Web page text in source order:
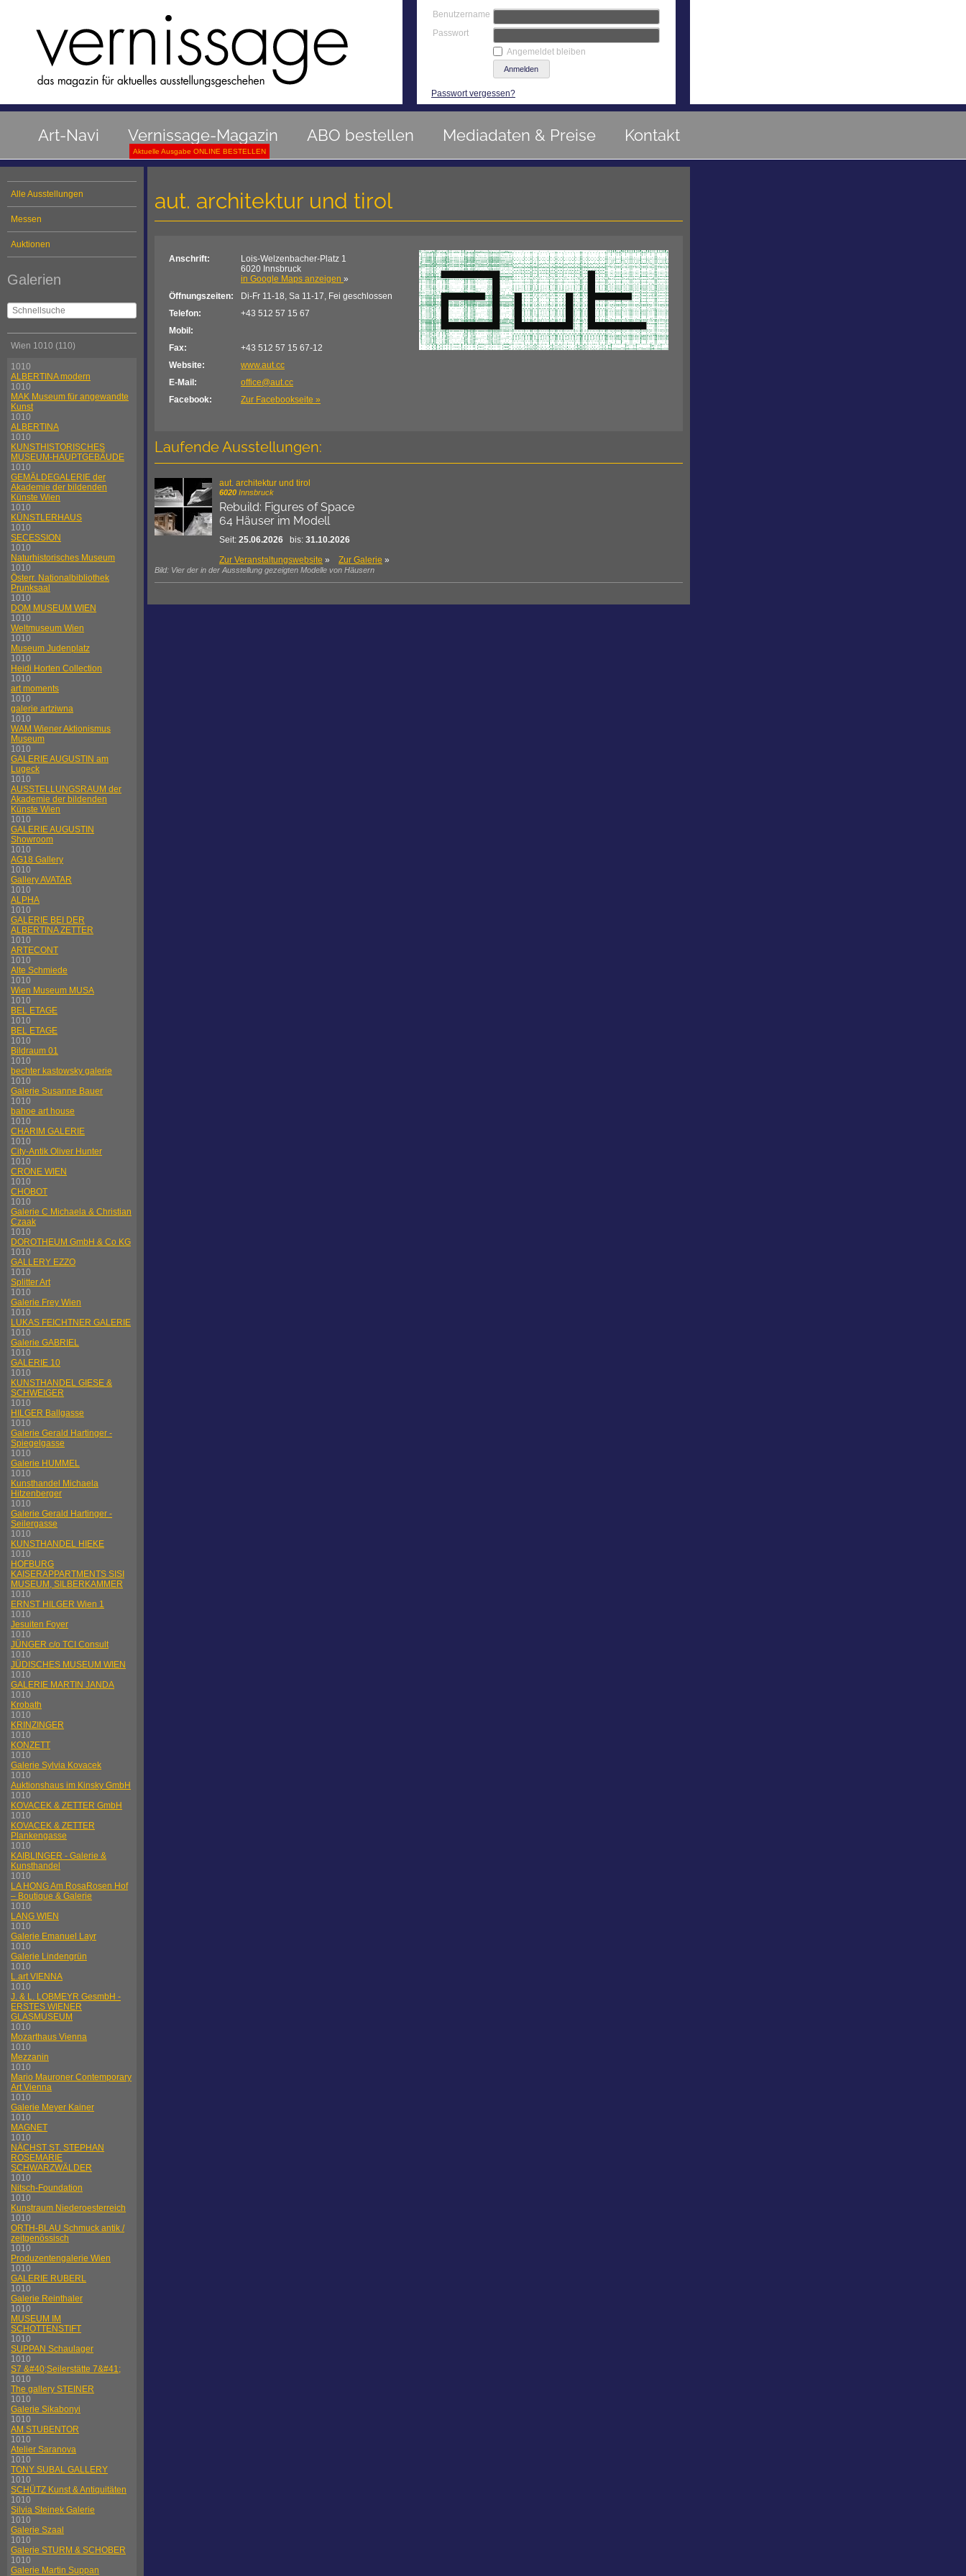
Benutzername
Passwort
Angemeldet bleiben
Passwort vergessen?
Art-Navi Vernissage-Magazin ABO bestellen Mediadaten & Preise Kontakt
Aktuelle Ausgabe ONLINE BESTELLEN
Alle Ausstellungen
Messen
Auktionen
Galerien
Wien 1010 (110)
1010
ALBERTINA modern
1010
MAK Museum für angewandte
Kunst
1010
ALBERTINA
1010
KUNSTHISTORISCHES
MUSEUM-HAUPTGEBÄUDE
1010
GEMÄLDEGALERIE der
Akademie der bildenden
Künste Wien
1010
KÜNSTLERHAUS
1010
SECESSION
1010
Naturhistorisches Museum
1010
Österr. Nationalbibliothek
Prunksaal
1010
DOM MUSEUM WIEN
1010
Weltmuseum Wien
1010
Museum Judenplatz
1010
Heidi Horten Collection
1010
art moments
1010
galerie artziwna
1010
WAM Wiener Aktionismus
Museum
1010
GALERIE AUGUSTIN am
Lugeck
1010
AUSSTELLUNGSRAUM der
Akademie der bildenden
Künste Wien
1010
GALERIE AUGUSTIN
Showroom
1010
AG18 Gallery
1010
Gallery AVATAR
1010
ALPHA
1010
GALERIE BEI DER
ALBERTINA ZETTER
1010
ARTECONT
1010
Alte Schmiede
1010
Wien Museum MUSA
1010
BEL ETAGE
1010
BEL ETAGE
1010
Bildraum 01
1010
bechter kastowsky galerie
1010
Galerie Susanne Bauer
1010
bahoe art house
1010
CHARIM GALERIE
1010
City-Antik Oliver Hunter
1010
CRONE WIEN
1010
CHOBOT
1010
Galerie C Michaela & Christian
Czaak
1010
DOROTHEUM GmbH & Co KG
1010
GALLERY EZZO
1010
Splitter Art
1010
Galerie Frey Wien
1010
LUKAS FEICHTNER GALERIE
1010
Galerie GABRIEL
1010
GALERIE 10
1010
KUNSTHANDEL GIESE &
SCHWEIGER
1010
HILGER Ballgasse
1010
Galerie Gerald Hartinger -
Spiegelgasse
1010
Galerie HUMMEL
1010
Kunsthandel Michaela
Hitzenberger
1010
Galerie Gerald Hartinger -
Seilergasse
1010
KUNSTHANDEL HIEKE
1010
HOFBURG
KAISERAPPARTMENTS SISI
MUSEUM, SILBERKAMMER
1010
ERNST HILGER Wien 1
1010
Jesuiten Foyer
1010
JÜNGER c/o TCI Consult
1010
JÜDISCHES MUSEUM WIEN
1010
GALERIE MARTIN JANDA
1010
Krobath
1010
KRINZINGER
1010
KONZETT
1010
Galerie Sylvia Kovacek
1010
Auktionshaus im Kinsky GmbH
1010
KOVACEK & ZETTER GmbH
1010
KOVACEK & ZETTER
Plankengasse
1010
KAIBLINGER - Galerie &
Kunsthandel
1010
LA HONG Am RosaRosen Hof
– Boutique & Galerie
1010
LANG WIEN
1010
Galerie Emanuel Layr
1010
Galerie Lindengrün
1010
L.art VIENNA
1010
J. & L. LOBMEYR GesmbH -
ERSTES WIENER
GLASMUSEUM
1010
Mozarthaus Vienna
1010
Mezzanin
1010
Mario Mauroner Contemporary
Art Vienna
1010
Galerie Meyer Kainer
1010
MAGNET
1010
NÄCHST ST. STEPHAN
ROSEMARIE
SCHWARZWÄLDER
1010
Nitsch-Foundation
1010
Kunstraum Niederoesterreich
1010
ORTH-BLAU Schmuck antik /
zeitgenössisch
1010
Produzentengalerie Wien
1010
GALERIE RUBERL
1010
Galerie Reinthaler
1010
MUSEUM IM
SCHOTTENSTIFT
1010
SUPPAN Schaulager
1010
S7 &#40;Seilerstätte 7&#41;
1010
The gallery STEINER
1010
Galerie Sikabonyi
1010
AM STUBENTOR
1010
Atelier Saranova
1010
TONY SUBAL GALLERY
1010
SCHÜTZ Kunst & Antiquitäten
1010
Silvia Steinek Galerie
1010
Galerie Szaal
1010
Galerie STURM & SCHOBER
1010
Galerie Martin Suppan
aut. architektur und tirol
Anschrift:
Lois-Welzenbacher-Platz 1
6020 Innsbruck
in Google Maps anzeigen »
Öffnungszeiten:
Di-Fr 11-18, Sa 11-17, Fei geschlossen
Telefon:
+43 512 57 15 67
Mobil:
Fax:
+43 512 57 15 67-12
Website:
www.aut.cc
E-Mail:
office@aut.cc
Facebook:
Zur Facebookseite »
Laufende Ausstellungen:
aut. architektur und tirol
6020 Innsbruck
Rebuild: Figures of Space
64 Häuser im Modell
Seit: 25.06.2026 bis: 31.10.2026
Zur Veranstaltungswebsite » Zur Galerie »
Bild: Vier der in der Ausstellung gezeigten Modelle von Häusern